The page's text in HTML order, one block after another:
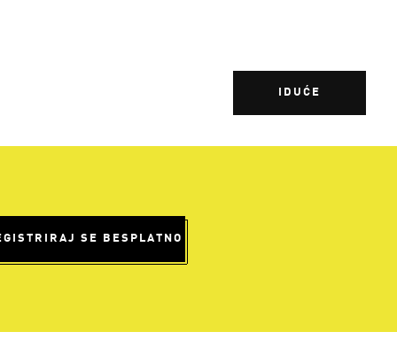
IDUĆE
SE BESPLATNO